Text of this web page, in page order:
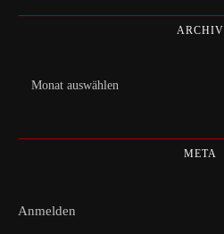
ARCHIV
Archiv
META
Anmelden